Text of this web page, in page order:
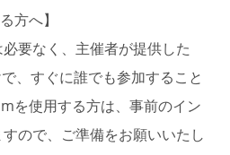
方へ】
要なく、主催者が提供した
、すぐに誰でも参加すること
を使用する方は、事前のイン
ので、ご準備をお願いいたし